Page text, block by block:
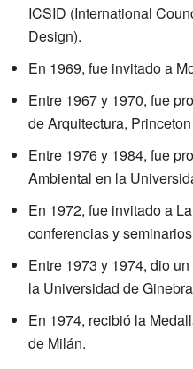
ICSID (International
Design).
En 1969, fue invitado a
Entre 1967 y 1970, fue
de Arquitectura,
Entre 1976 y 1984, fue
Ambiental en la
En 1972, fue invitado a
conferencias y
Entre 1973 y 1974, dio
la Universidad de
En 1974, recibió la
de Milán.